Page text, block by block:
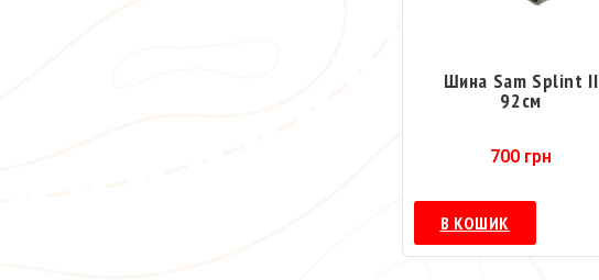
Шина Sam Splint II
92см
700 грн
В КОШИК